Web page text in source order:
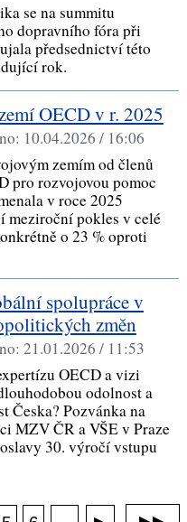
se na summitu
dopravního fóra při
předsednictví této
rok.
OECD v r. 2025
10.04.2026 / 16:06
zemím od členů
pro rozvojovou pomoc
v roce 2025
meziroční pokles v celé
o 23 % oproti
spolupráce v
změn
21.01.2026 / 11:53
OECD a vizi
odolnost a
Česka? Pozvánka na
MZV ČR a VŠE v Praze
30. výročí vstupu